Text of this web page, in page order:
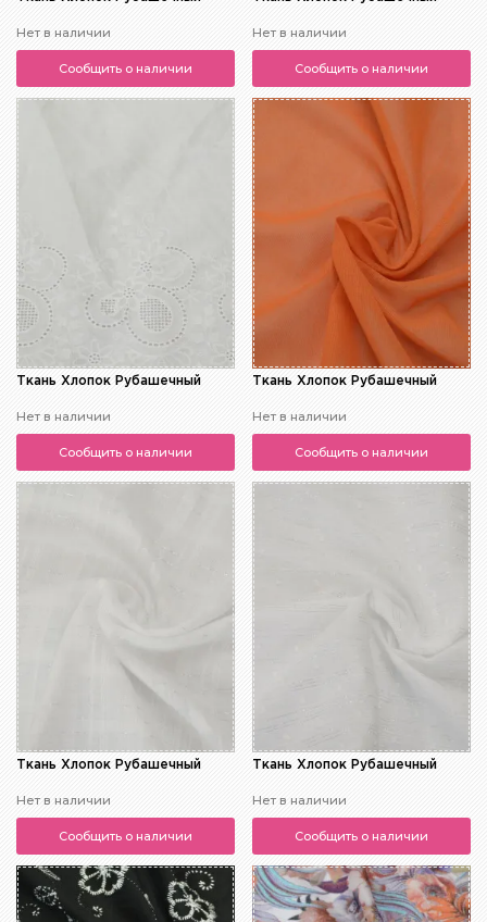
Нет в наличии
Сообщить о наличии
Нет в наличии
Сообщить о наличии
Ткань Хлопок Рубашечный
Нет в наличии
Сообщить о наличии
Ткань Хлопок Рубашечный
Нет в наличии
Сообщить о наличии
Ткань Хлопок Рубашечный
Нет в наличии
Сообщить о наличии
Ткань Хлопок Рубашечный
Нет в наличии
Сообщить о наличии